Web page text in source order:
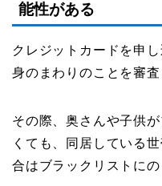
能性がある
クレジットカードを申
身のまわりのことを審査
その際、奥さんや子供
くても、同居している
合はブラックリストにの